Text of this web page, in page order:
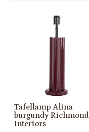
Tafellamp Alina
burgundy Richmond
Interiors